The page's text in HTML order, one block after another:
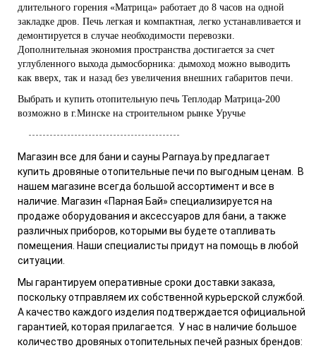
длительного горения «Матрица» работает до 8 часов на одной
закладке дров. Печь легкая и компактная, легко устанавливается и
демонтируется в случае необходимости перевозки.
Дополнительная экономия пространства достигается за счет
углубленного выхода дымосборника: дымоход можно выводить
как вверх, так и назад без увеличения внешних габаритов печи.
Выбрать и купить отопительную печь Теплодар Матрица-200
возможно в г.Минске на строительном рынке Уручье
-------------------------------------------
Магазин все для бани и сауны Parnaya.byпредлагает
купить дровяные отопительные печи по выгодным ценам. В
нашем магазине всегда большой ассортимент и все в
наличие. Магазин «Парная Бай» специализируется на
продаже оборудования и аксессуаров для бани, а также
различных приборов, которыми вы будете отапливать
помещения. Наши специалисты придут на помощь в любой
ситуации.
Мы гарантируем оперативные сроки доставки заказа,
поскольку отправляем их собственной курьерской службой.
А качество каждого изделия подтверждается официальной
гарантией, которая прилагается. У нас в наличие большое
количество дровяных отопительных печей разных брендов: